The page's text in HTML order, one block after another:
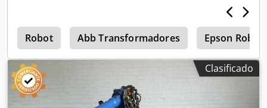
Robot Abb Transformadores Epson
Clasificado